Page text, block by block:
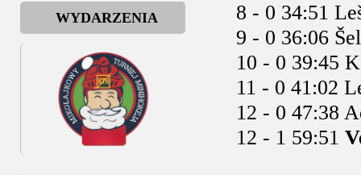
WYDARZENIA
8 - 0 34:51
9 - 0 36:06
10 - 0 39:45
11 - 0 41:02
12 - 0 47:38
12 - 1 59:51